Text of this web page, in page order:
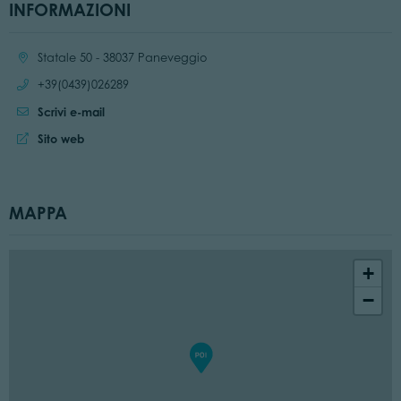
INFORMAZIONI
Località:Statale 50 - 38037 Paneveggio
Chiama:
+39(0439)026289
Scrivi e-mail
Sito web:
Sito web
MAPPA
+
−